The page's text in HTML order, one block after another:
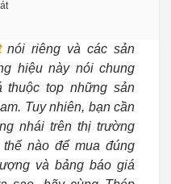
nói riêng và các sản
hiệu này nói chung
thuộc top những sản
Tuy nhiên, bạn cần
nhái trên thị trường
nào để mua đúng
và bảng báo giá